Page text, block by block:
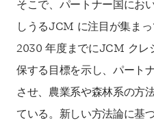
そこで、パートナー国にお
しうるJCM に注目が集ま
2030 年度までにJCM クレ
保する目標を示し、パート
させ、農業系や森林系の方
ている。新しい方法論に基